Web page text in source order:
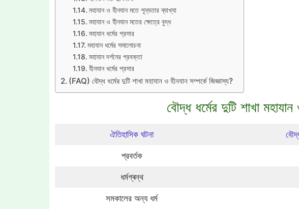
মহাযান ও হীনযান মতে শূন্যতার ব্যাখ্যা
মহাযান ও হীনযান মতের ক্ষেত্রে বুদ্ধ
মহাযান ধর্মের প্রসার
মহাযান ধর্মের সমালোচনা
মহাযান দর্শনের প্রবক্তা
হীনযান ধর্মের প্রসার
(FAQ) বৌদ্ধ ধর্মের দুটি শাখা মহাযান ও হীনযান সম্পর্কে জিজ্ঞাস্য?
বৌদ্ধ ধর্মের দুটি শাখা
ঐতিহাসিক ঘটনা
প্রবর্তক
ধর্মগ্ৰন্থ
সমকালের অন্য ধর্ম